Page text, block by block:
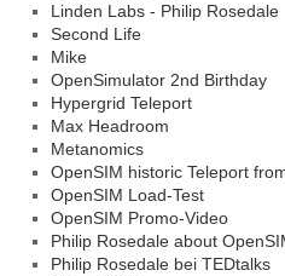
Linden Labs - Philip Rosedale
Second Life
Mike
OpenSimulator 2nd Birthday
Hypergrid Teleport
Max Headroom
Metanomics
OpenSIM historic Teleport
OpenSIM Load-Test
OpenSIM Promo-Video
Philip Rosedale about
Philip Rosedale bei TEDtalks